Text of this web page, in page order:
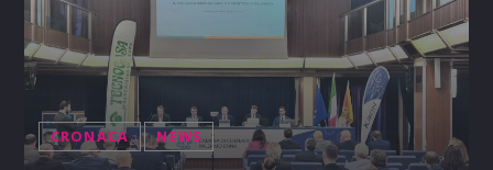
CRONACA NEWS